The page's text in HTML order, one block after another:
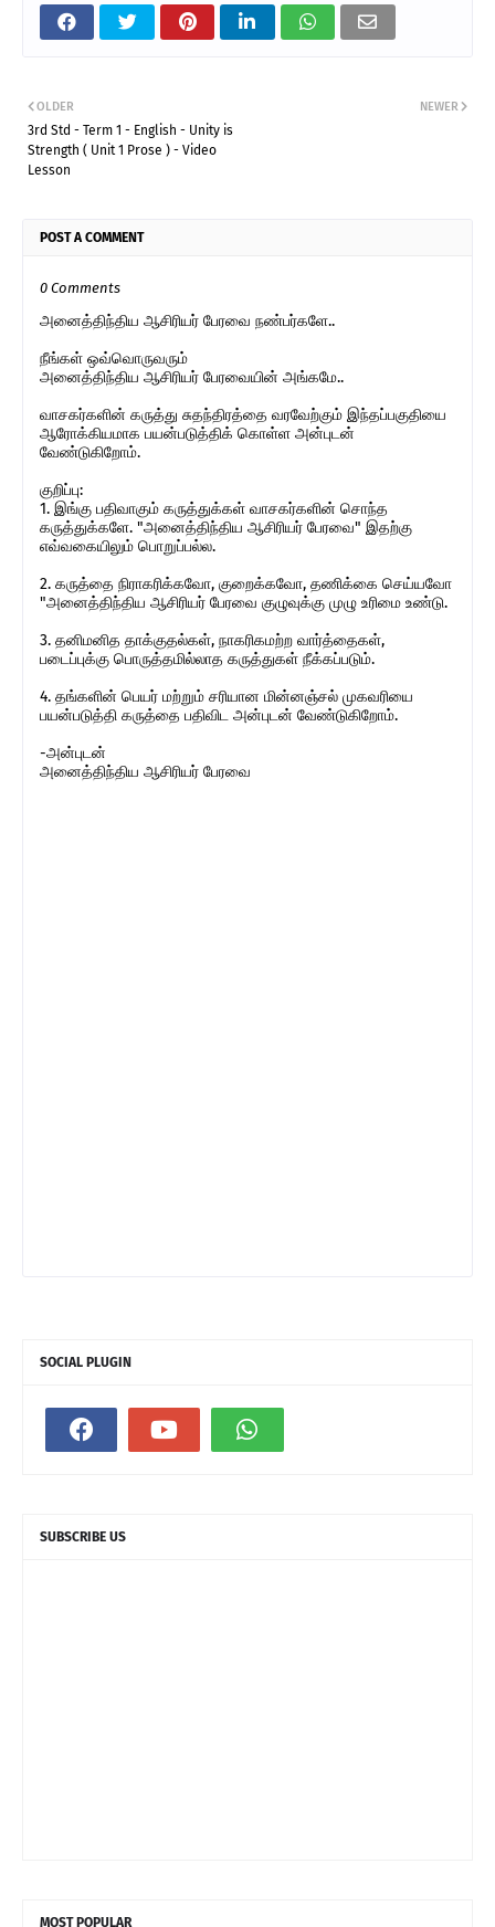
NEWER
OLDER
3rd Std - Term 1 - English - Unity is
Strength ( Unit 1 Prose ) - Video
Lesson
POST A COMMENT
0 Comments
அனைத்திந்திய ஆசிரியர் பேரவை நண்பர்களே..
நீங்கள் ஒவ்வொருவரும்
அனைத்திந்திய ஆசிரியர் பேரவையின் அங்கமே..
வாசகர்களின் கருத்து சுதந்திரத்தை வரவேற்கும் இந்தப்பகுதியை
ஆரோக்கியமாக பயன்படுத்திக் கொள்ள அன்புடன்
வேண்டுகிறோம்.
குறிப்பு:
1. இங்கு பதிவாகும் கருத்துக்கள் வாசகர்களின் சொந்த
கருத்துக்களே. "அனைத்திந்திய ஆசிரியர் பேரவை" இதற்கு
எவ்வகையிலும் பொறுப்பல்ல.
2. கருத்தை நிராகரிக்கவோ, குறைக்கவோ, தணிக்கை செய்யவோ
"அனைத்திந்திய ஆசிரியர் பேரவை குழுவுக்கு முழு உரிமை உண்டு.
3. தனிமனித தாக்குதல்கள், நாகரிகமற்ற வார்த்தைகள்,
படைப்புக்கு பொருத்தமில்லாத கருத்துகள் நீக்கப்படும்.
4. தங்களின் பெயர் மற்றும் சரியான மின்னஞ்சல் முகவரியை
பயன்படுத்தி கருத்தை பதிவிட அன்புடன் வேண்டுகிறோம்.
-அன்புடன்
அனைத்திந்திய ஆசிரியர் பேரவை
SOCIAL PLUGIN
SUBSCRIBE US
MOST POPULAR